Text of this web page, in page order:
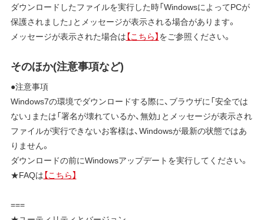
ダウンロードしたファイルを実行した時「WindowsによってPCが
保護されました」とメッセージが表示される場合があります。
メッセージが表示された場合は【こちら】をご参照ください。
そのほか(注意事項など)
●注意事項
Windows7の環境でダウンロードする際に、ブラウザに「安全では
ない」または「署名が壊れているか、無効」とメッセージが表示され
ファイルが実行できないお客様は、Windowsが最新の状態ではあ
りません。
ダウンロードの前にWindowsアップデートを実行してください。
★FAQは【こちら】
===